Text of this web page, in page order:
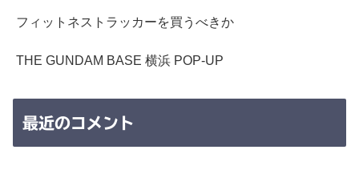
フィットネストラッカーを買うべきか
THE GUNDAM BASE 横浜 POP-UP
最近のコメント